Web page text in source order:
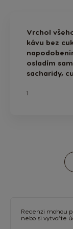
Vrchol
kávu bez
osladím
sacharidy,
1
Recenzi mohou
nebo si vytvořte